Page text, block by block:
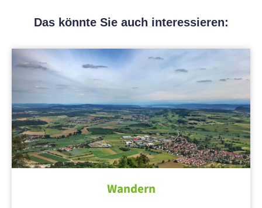
Das könnte Sie auch interessieren:
Wandern